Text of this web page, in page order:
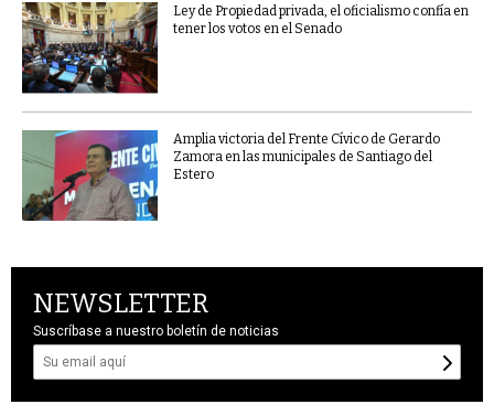
Ley de Propiedad privada, el oficialismo confía en
tener los votos en el Senado
Amplia victoria del Frente Cívico de Gerardo
Zamora en las municipales de Santiago del
Estero
NEWSLETTER
Suscríbase a nuestro boletín de noticias